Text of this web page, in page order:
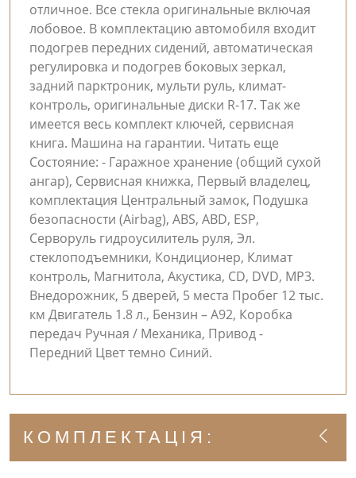
отличное. Все стекла оригинальные включая
лобовое. В комплектацию автомобиля входит
подогрев передних сидений, автоматическая
регулировка и подогрев боковых зеркал,
задний парктроник, мульти руль, климат-
контроль, оригинальные диски R-17. Так же
имеется весь комплект ключей, сервисная
книга. Машина на гарантии. Читать еще
Состояние: - Гаражное хранение (общий сухой
ангар), Сервисная книжка, Первый владелец,
комплектация Центральный замок, Подушка
безопасности (Airbag), ABS, ABD, ESP,
Серворуль гидроусилитель руля, Эл.
стеклоподъемники, Кондиционер, Климат
контроль, Магнитола, Акустика, CD, DVD, MP3.
Внедорожник, 5 дверей, 5 места Пробег 12 тыс.
км Двигатель 1.8 л., Бензин – А92, Коробка
передач Ручная / Механика, Привод -
Передний Цвет темно Синий.
КОМПЛЕКТАЦІЯ: